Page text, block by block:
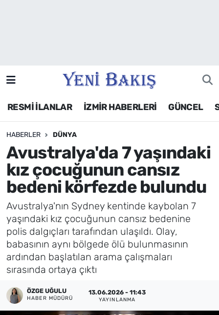
RESMİ İLANLAR İZMİR HABERLERİ GÜNCEL
HABERLER DÜNYA
Avustralya'da 7 yaşındaki
kız çocuğunun cansız
bedeni körfezde bulundu
Avustralya'nın Sydney kentinde kaybolan 7
yaşındaki kız çocuğunun cansız bedenine
polis dalgıçları tarafından ulaşıldı. Olay,
babasının aynı bölgede ölü bulunmasının
ardından başlatılan arama çalışmaları
sırasında ortaya çıktı
ÖZGE UĞULU
HABER MÜDÜRÜ
13.06.2026 - 11:43
YAYINLANMA
Siyaset
Asayiş / Polis-Adliye
Spor
Magazin
Foto Galeri
Künye
İletişim